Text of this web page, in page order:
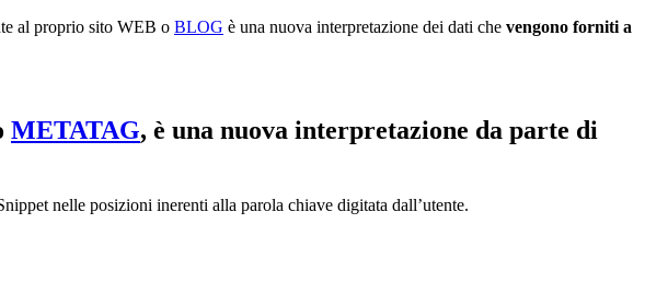
al proprio sito WEB o BLOG è una nuova interpretazione dei dati che vengono forniti a
METATAG, è una nuova interpretazione da parte di
nelle posizioni inerenti alla parola chiave digitata dall’utente.